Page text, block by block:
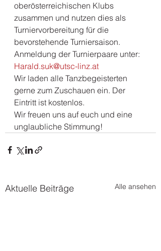
oberösterreichischen Klubs
zusammen und nutzen dies als
Turniervorbereitung für die
bevorstehende Turniersaison.
Anmeldung der Turnierpaare unter:
Harald.suk@utsc-linz.at
Wir laden alle Tanzbegeisterten
gerne zum Zuschauen ein. Der
Eintritt ist kostenlos.
Wir freuen uns auf euch und eine
unglaubliche Stimmung!
Aktuelle Beiträge Alle ansehen